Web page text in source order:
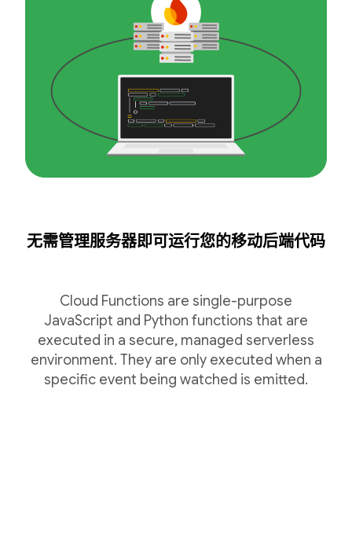
无需管理服务器即可运行您的移动后端代码
Cloud Functions are single-purpose
JavaScript and Python functions that are
executed in a secure, managed serverless
environment. They are only executed when a
specific event being watched is emitted.